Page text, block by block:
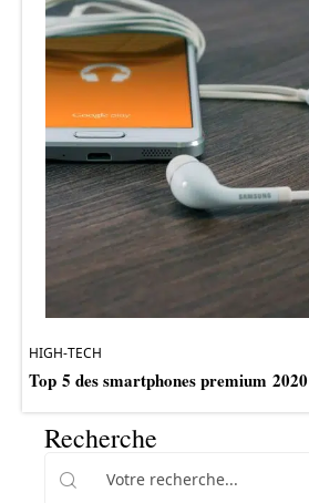
HIGH-TECH
Top 5 des smartphones premium 2020
Recherche